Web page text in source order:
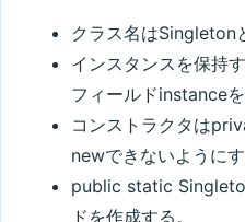
クラス名はSingleton
インスタンスを保持
フィールドinstanceを
コンストラクタは
newできないようにす
public static
ドを作成する。